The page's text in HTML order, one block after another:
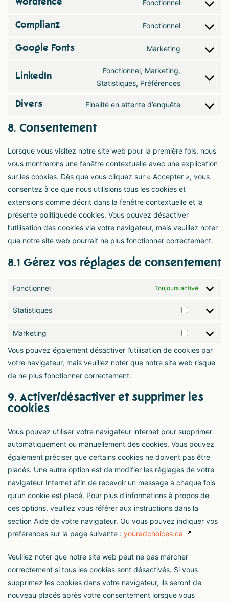
Wordfence Fonctionnel
Complianz Fonctionnel
Google Fonts Marketing
LinkedIn
Fonctionnel, Marketing,
Statistiques, Préférences
Divers Finalité en attente d’enquête
8. Consentement
Lorsque vous visitez notre site web pour la première fois, nous
vous montrerons une fenêtre contextuelle avec une explication
sur les cookies. Dès que vous cliquez sur « Accepter », vous
consentez à ce que nous utilisions tous les cookies et
extensions comme décrit dans la fenêtre contextuelle et la
présente politiquede cookies. Vous pouvez désactiver
l’utilisation des cookies via votre navigateur, mais veuillez noter
que notre site web pourrait ne plus fonctionner correctement.
8.1 Gérez vos réglages de consentement
Fonctionnel Toujours activé
Statistiques
Marketing
Vous pouvez également désactiver l’utilisation de cookies par
votre navigateur, mais veuillez noter que notre site web risque
de ne plus fonctionner correctement.
9. Activer/désactiver et supprimer les
cookies
Vous pouvez utiliser votre navigateur internet pour supprimer
automatiquement ou manuellement des cookies. Vous pouvez
également préciser que certains cookies ne doivent pas être
placés. Une autre option est de modifier les réglages de votre
navigateur Internet afin de recevoir un message à chaque fois
qu’un cookie est placé. Pour plus d’informations à propos de
ces options, veuillez vous référer aux instructions dans la
section Aide de votre navigateur. Ou vous pouvez indiquer vos
préférences sur la page suivante : youradchoices.ca
Veuillez noter que notre site web peut ne pas marcher
correctement si tous les cookies sont désactivés. Si vous
supprimez les cookies dans votre navigateur, ils seront de
nouveau placés après votre consentement lorsque vous